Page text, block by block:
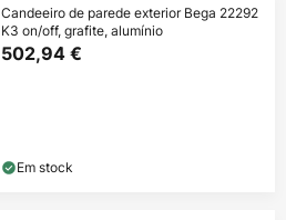
Candeeiro de parede exterior Bega 22292
K3 on/off, grafite, alumínio
502,94 €
Em stock